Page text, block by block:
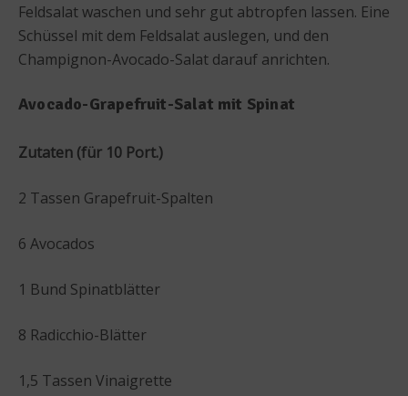
Feldsalat waschen und sehr gut abtropfen lassen. Eine
Schüssel mit dem Feldsalat auslegen, und den
Champignon-Avocado-Salat darauf anrichten.
Avocado-Grapefruit-Salat mit Spinat
Zutaten (für 10 Port.)
2 Tassen Grapefruit-Spalten
6 Avocados
1 Bund Spinatblätter
8 Radicchio-Blätter
1,5 Tassen Vinaigrette